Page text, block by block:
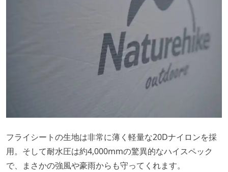
フライシートの生地は非常に薄く軽量な20Dナイロンを採
用。そして耐水圧は約4,000mmの驚異的なハイスペック
で、まさかの強風や豪雨からも守ってくれます。